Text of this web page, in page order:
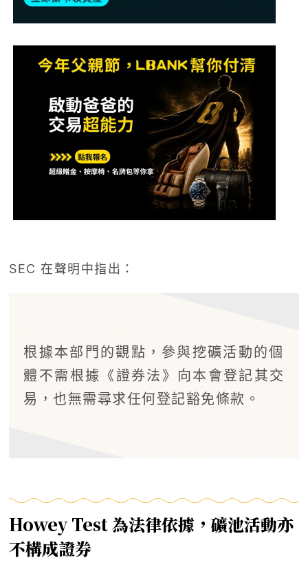
SEC 在聲明中指出：
根據本部門的觀點，參與挖礦活動的個
體不需根據《證券法》向本會登記其交
易，也無需尋求任何登記豁免條款。
Howey Test 為法律依據，礦池活動亦
不構成證券